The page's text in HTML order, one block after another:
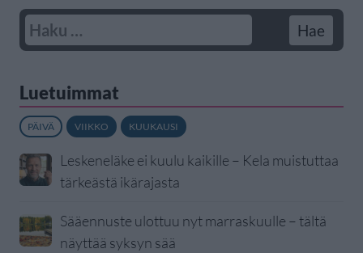
Luetuimmat
PÄIVÄ VIIKKO KUUKAUSI
Leskeneläke ei kuulu kaikille – Kela muistuttaa
tärkeästä ikärajasta
Sääennuste ulottuu nyt marraskuulle – tältä
näyttää syksyn sää